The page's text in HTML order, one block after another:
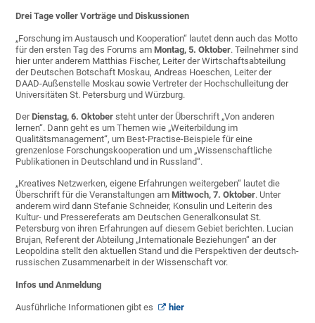
Drei Tage voller Vorträge und Diskussionen
„Forschung im Austausch und Kooperation“ lautet denn auch das Motto
für den ersten Tag des Forums amMontag, 5. Oktober. Teilnehmer sind
hier unter anderem Matthias Fischer, Leiter der Wirtschaftsabteilung
der Deutschen Botschaft Moskau, Andreas Hoeschen, Leiter der
DAAD-Außenstelle Moskau sowie Vertreter der Hochschulleitung der
Universitäten St. Petersburg und Würzburg.
DerDienstag, 6. Oktober steht unter der Überschrift „Von anderen
lernen“. Dann geht es um Themen wie „Weiterbildung im
Qualitätsmanagement“, um Best-Practise-Beispiele für eine
grenzenlose Forschungskooperation und um „Wissenschaftliche
Publikationen in Deutschland und in Russland“.
„Kreatives Netzwerken, eigene Erfahrungen weitergeben“ lautet die
Überschrift für die Veranstaltungen amMittwoch, 7. Oktober. Unter
anderem wird dann Stefanie Schneider, Konsulin und Leiterin des
Kultur- und Pressereferats am Deutschen Generalkonsulat St.
Petersburg von ihren Erfahrungen auf diesem Gebiet berichten. Lucian
Brujan, Referent der Abteilung „Internationale Beziehungen“ an der
Leopoldina stellt den aktuellen Stand und die Perspektiven der deutsch-
russischen Zusammenarbeit in der Wissenschaft vor.
Infos und Anmeldung
Ausführliche Informationen gibt es hier